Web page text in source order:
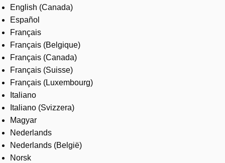
English (Canada)
Español
Français
Français (Belgique)
Français (Canada)
Français (Suisse)
Français (Luxembourg)
Italiano
Italiano (Svizzera)
Magyar
Nederlands
Nederlands (België)
Norsk